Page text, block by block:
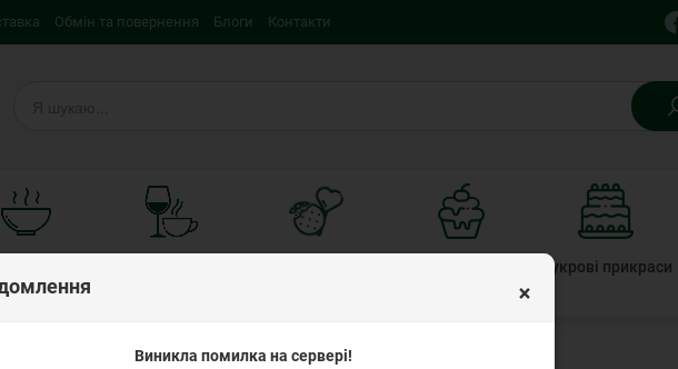
Обмін та повернення Блоги Контакти
Цукрові прикраси
×
Виникла помилка на сервері!